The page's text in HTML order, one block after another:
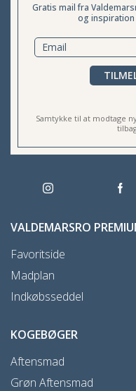
Gratis mail fra
og inspiration
Samtykke til at modtage
VALDEMARSRO
Favoritside
Madplan
Indkøbsseddel
KOGEBØGER
Aftensmad
Grøn Aftensmad